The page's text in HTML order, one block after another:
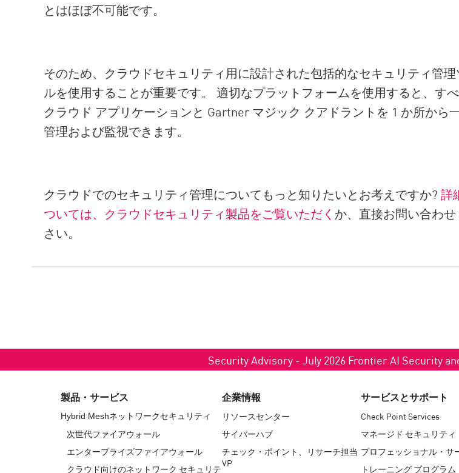
とはほぼ不可能です。
そのため、クラウドセキュリティ用に設計された包括的なセキュリティ管理
ルを使用することが重要です。 適切なプラットフォームを使用すると、す
クラウド アプリケーションと Gartner マジック クアドラントを 1 か所から
管理および監視できます。
クラウドでのセキュリティ管理についてもっと知りたいとお考えですか? 詳
ついては、クラウドセキュリティ製品をご覧いただく か、直接お問い合わ
さい。
Security Advisory - July 2026 Frontier AI Security
製品・サービス
Hybrid Meshネットワークセキュリティ
次世代ファイアウォール
エンタープライズファイアウォール
クラウド向けのネットワーク セキュリテ
企業情報
リソースセンター
サイバーハブ
チェック・ポイント、リサーチ担当
VP
サービスとサポート
Check Point Services
マネージド セキュリティ
プロフェッショナル・サ
トレーニング プログラム